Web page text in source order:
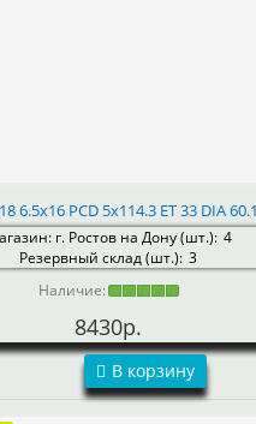
6.5x16 PCD 5x114.3 ET 33 DIA
г. Ростов на Дону (шт.): 4
Резервный склад (шт.): 3
Наличие:
8430р.
В корзину